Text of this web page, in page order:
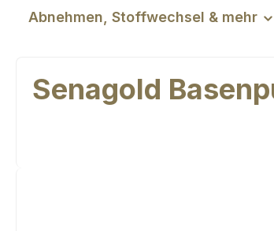
Abnehmen, Stoffwechsel & mehr
Senagold